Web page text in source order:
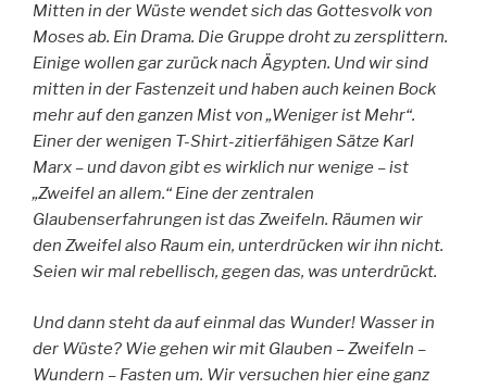
Mitten in der Wüste wendet sich das Gottesvolk von
Moses ab. Ein Drama. Die Gruppe droht zu zersplittern.
Einige wollen gar zurück nach Ägypten. Und wir sind
mitten in der Fastenzeit und haben auch keinen Bock
mehr auf den ganzen Mist von „Weniger ist Mehr“.
Einer der wenigen T-Shirt-zitierfähigen Sätze Karl
Marx – und davon gibt es wirklich nur wenige – ist
„Zweifel an allem.“ Eine der zentralen
Glaubenserfahrungen ist das Zweifeln. Räumen wir
den Zweifel also Raum ein, unterdrücken wir ihn nicht.
Seien wir mal rebellisch, gegen das, was unterdrückt.
Und dann steht da auf einmal das Wunder! Wasser in
der Wüste? Wie gehen wir mit Glauben – Zweifeln –
Wundern – Fasten um. Wir versuchen hier eine ganz